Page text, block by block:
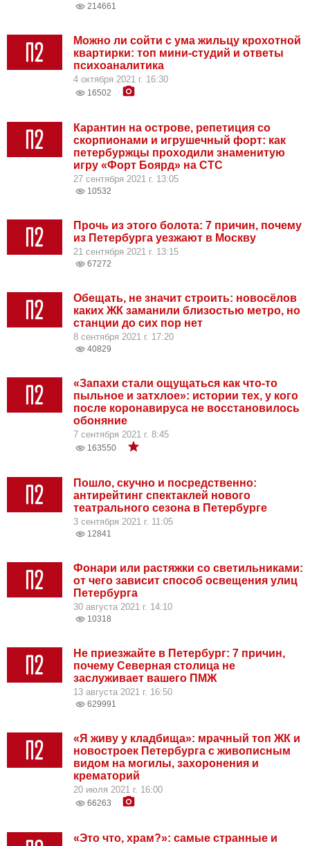
214661
Можно ли сойти с ума жильцу крохотной
квартирки: топ мини-студий и ответы
психоаналитика
4 октября 2021 г. 16:30
16502
Карантин на острове, репетиция со
скорпионами и игрушечный форт: как
петербуржцы проходили знаменитую
игру «Форт Боярд» на СТС
27 сентября 2021 г. 13:05
10532
Прочь из этого болота: 7 причин, почему
из Петербурга уезжают в Москву
21 сентября 2021 г. 13:15
67272
Обещать, не значит строить: новосёлов
каких ЖК заманили близостью метро, но
станции до сих пор нет
8 сентября 2021 г. 17:20
40829
«Запахи стали ощущаться как что-то
пыльное и затхлое»: истории тех, у кого
после коронавируса не восстановилось
обоняние
7 сентября 2021 г. 8:45
163550
Пошло, скучно и посредственно:
антирейтинг спектаклей нового
театрального сезона в Петербурге
3 сентября 2021 г. 11:05
12841
Фонари или растяжки со светильниками:
от чего зависит способ освещения улиц
Петербурга
30 августа 2021 г. 14:10
10318
Не приезжайте в Петербург: 7 причин,
почему Северная столица не
заслуживает вашего ПМЖ
13 августа 2021 г. 16:50
629991
«Я живу у кладбища»: мрачный топ ЖК и
новостроек Петербурга с живописным
видом на могилы, захоронения и
крематорий
20 июля 2021 г. 16:00
66263
«Это что, храм?»: самые странные и